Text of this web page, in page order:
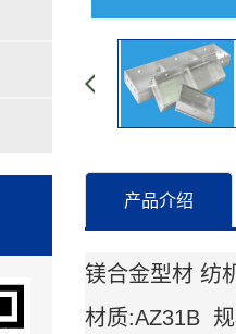
产品介绍
镁合金型材 纺
材质:AZ31B